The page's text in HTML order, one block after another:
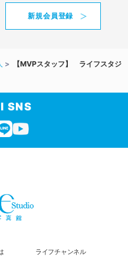
新規会員登録
【MVPスタッフ】 ライフスタジ
SNS
ライフチャンネル